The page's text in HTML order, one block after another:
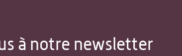
à notre newsletter